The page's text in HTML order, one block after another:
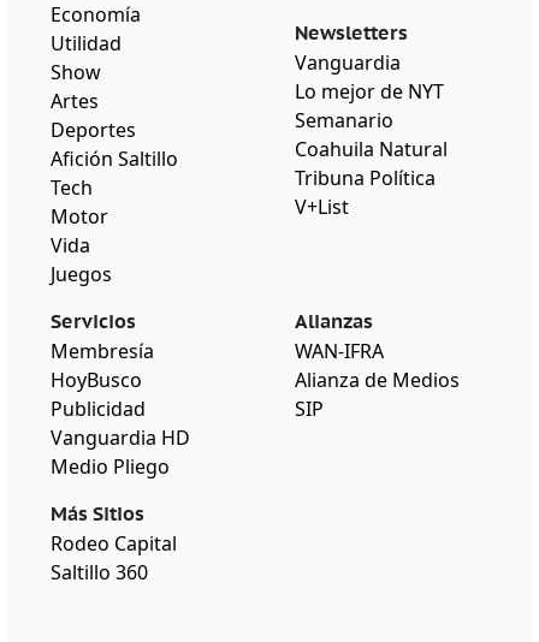
Economía
Utilidad
Show
Artes
Deportes
Afición Saltillo
Tech
Motor
Vida
Juegos
Newsletters
Vanguardia
Lo mejor de NYT
Semanario
Coahuila Natural
Tribuna Política
V+List
Servicios
Membresía
HoyBusco
Publicidad
Vanguardia HD
Medio Pliego
Más Sitios
Rodeo Capital
Saltillo 360
Alianzas
WAN-IFRA
Alianza de Medios
SIP